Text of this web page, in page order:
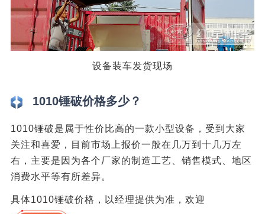
设备装车发货现场
1010锤破价格多少？
1010锤破是属于性价比高的一款小型设备，受到大家
关注和喜爱，目前市场上报价一般在几万到十几万左
右，主要是因为各个厂家的制造工艺、销售模式、地区
消费水平等有所差异。
具体1010锤破价格，以经理提供为准，欢迎